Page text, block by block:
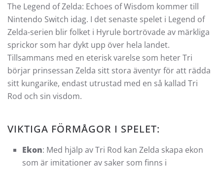
The Legend of Zelda: Echoes of Wisdom kommer till
Nintendo Switch idag. I det senaste spelet i Legend of
Zelda-serien blir folket i Hyrule bortrövade av märkliga
sprickor som har dykt upp över hela landet.
Tillsammans med en eterisk varelse som heter Tri
börjar prinsessan Zelda sitt stora äventyr för att rädda
sitt kungarike, endast utrustad med en så kallad Tri
Rod och sin visdom.
VIKTIGA FÖRMÅGOR I SPELET:
Ekon: Med hjälp av Tri Rod kan Zelda skapa ekon
som är imitationer av saker som finns i